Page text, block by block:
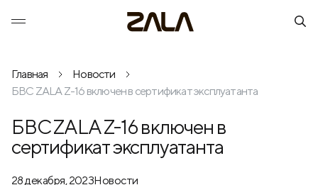
Главная
Новости
БВС ZALA Z-16 включен в сертификат эксплуатанта
БВС ZALA Z-16 включен в
сертификат эксплуатанта
28 декабря, 2023Новости